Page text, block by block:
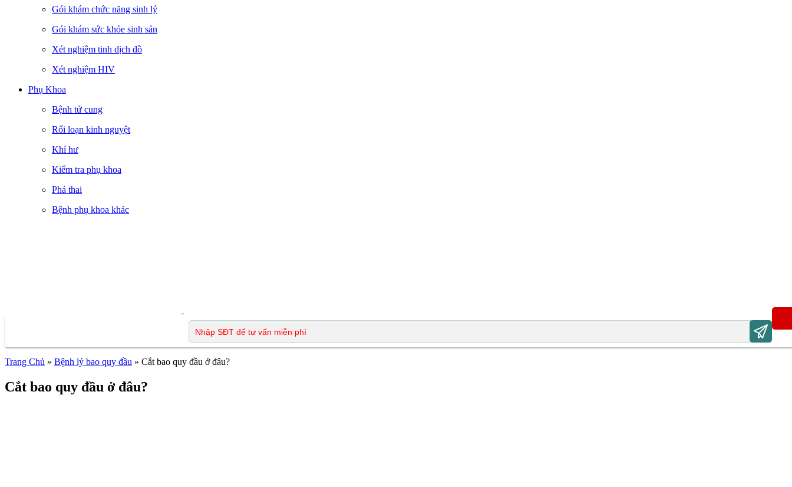
Gói khám chức năng sinh lý
Gói khám sức khỏe sinh sản
Xét nghiệm tinh dịch đồ
Xét nghiệm HIV
Phụ Khoa
Bệnh tử cung
Rối loạn kinh nguyệt
Khí hư
Kiểm tra phụ khoa
Phá thai
Bệnh phụ khoa khác
Trang Chủ » Bệnh lý bao quy đầu » Cắt bao quy đầu ở đâu?
Cắt bao quy đầu ở đâu?